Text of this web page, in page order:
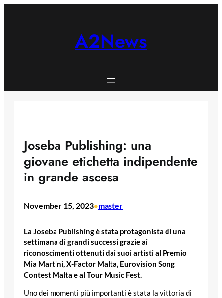
A2News
Joseba Publishing: una
giovane etichetta indipendente
in grande ascesa
November 15, 2023•master
La Joseba Publishing è stata protagonista di una
settimana di grandi successi grazie ai
riconoscimenti ottenuti dai suoi artisti al Premio
Mia Martini, X-Factor Malta, Eurovision Song
Contest Malta e al Tour Music Fest.
Uno dei momenti più importanti è stata la vittoria di